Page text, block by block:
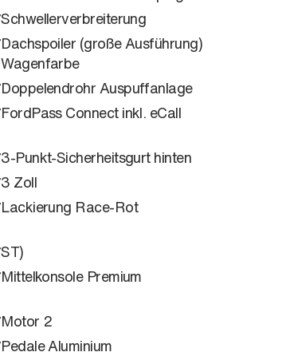
Schwellerverbreiterung
Dachspoiler (große Ausführung)
Wagenfarbe
Doppelendrohr Auspuffanlage
FordPass Connect inkl. eCall
3-Punkt-Sicherheitsgurt hinten
3 Zoll
Lackierung Race-Rot
ST)
Mittelkonsole Premium
Motor 2
Pedale Aluminium